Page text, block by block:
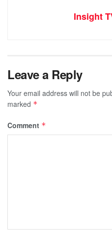
Insight
Leave a Reply
Your email address will not be
marked *
Comment *